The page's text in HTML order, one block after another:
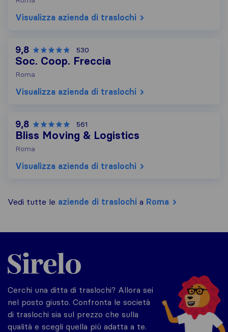
Visualizza azienda di traslochi
9,8 530
Soc. Coop. Freccia
Roma
Visualizza azienda di traslochi
9,8 561
Bliss Moving & Logistics
Roma
Visualizza azienda di traslochi
Vedi tutte le aziende di traslochi a Roma
Sirelo.it
Cerchi una ditta di traslochi? Allora sei
nel posto giusto. Confronta le società
di traslochi sia sul prezzo che sulla
qualità e scegli quella più adatta a te.